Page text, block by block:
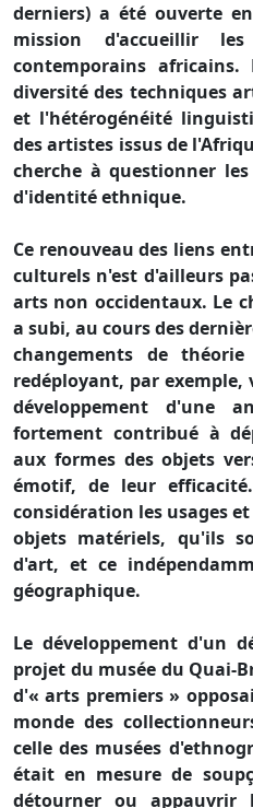
derniers) a été ouverte
mission d'accueillir
contemporains
diversité des techniques
et l'hétérogénéité
des artistes issus de
cherche à questionner
d'identité ethnique.
Ce renouveau des liens
culturels n'est d'ailleurs
arts non occidentaux. Le
a subi, au cours des
changements de
redéployant, par exemple,
développement d'une
fortement contribué à
aux formes des objets
émotif, de leur
considération les usages
objets matériels, qu'ils
d'art, et ce
géographique.
Le développement d'un
projet du musée du Quai-
d'« arts premiers »
monde des
celle des musées
était en mesure de
détourner ou appauvrir